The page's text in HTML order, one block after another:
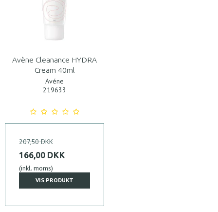
Avène Cleanance HYDRA
Cream 40ml
Avéne
219633
207,50 DKK
166,00 DKK
(inkl. moms)
VIS PRODUKT